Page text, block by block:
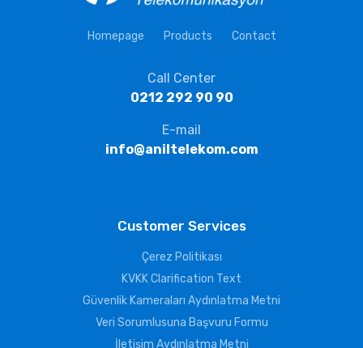
Homepage Products Contact
Call Center
0212 292 90 90
E-mail
info@aniltelekom.com
Customer Services
Çerez Politikası
KVKK Clarification Text
Güvenlik Kameraları Aydınlatma Metni
Veri Sorumlusuna Başvuru Formu
İletişim Aydınlatma Metni